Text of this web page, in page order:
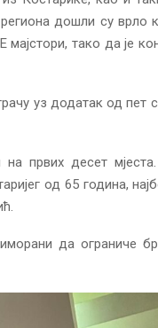
дошли су врло
тако да је
уз додатак од пет
првих десет
од 65 година,
да ограниче